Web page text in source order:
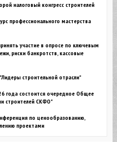
налоговый конгресс строителей
профессионального мастерства
участие в опросе по ключевым
риски банкротств, кассовые
строительной отрасли"
года состоится очередное Общее
строителей СКФО"
по ценообразованию,
проектами